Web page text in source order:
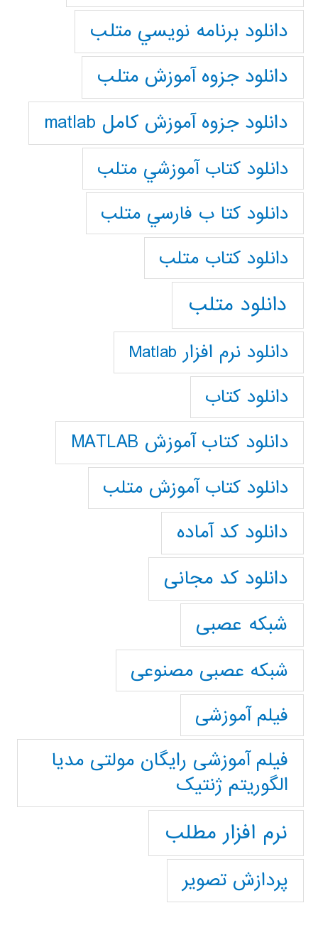
دانلود برنامه نويسي متلب
دانلود جزوه آموزش متلب
دانلود جزوه آموزش کامل matlab
دانلود كتاب آموزشي متلب
دانلود كتا ب فارسي متلب
دانلود كتاب متلب
دانلود متلب
دانلود نرم افزار Matlab
دانلود کتاب
دانلود کتاب آموزش MATLAB
دانلود کتاب آموزش متلب
دانلود کد آماده
دانلود کد مجانی
شبکه عصبی
شبکه عصبی مصنوعی
فیلم آموزشی
فیلم آموزشی رایگان مولتی مدیا
الگوریتم ژنتیک
نرم افزار مطلب
پردازش تصویر